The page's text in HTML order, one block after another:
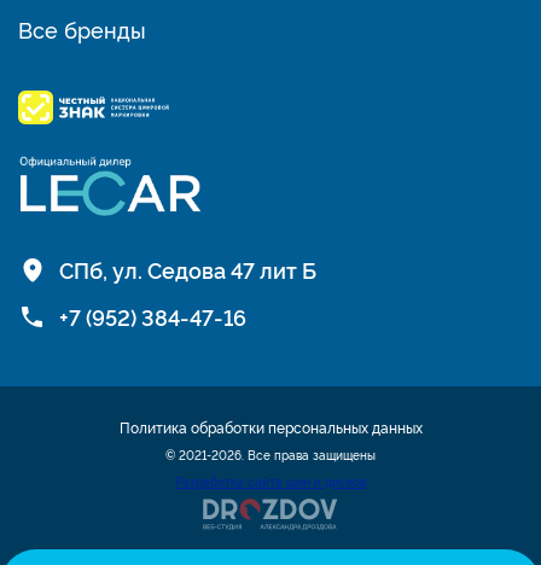
Все бренды
СПб, ул. Седова 47 лит Б
+7 (952) 384-47-16
© 2021-2026. Все права защищены
Разработка сайта шин и дисков
Политика обработки персональных данных